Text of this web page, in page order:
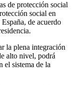
de protección social
social en
de acuerdo
la plena integración
alto nivel, podrá
el sistema de la